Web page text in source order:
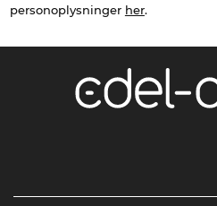
personoplysninger her.